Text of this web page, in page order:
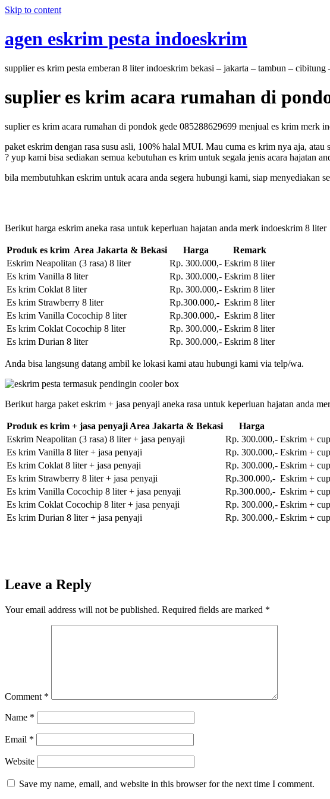
Skip to content
agen eskrim pesta indoeskrim
supplier es krim pesta emberan 8 liter indoeskrim bekasi – jakarta – tambun –
suplier es krim acara rumahan di
suplier es krim acara rumahan di pondok gede 085288629699 menjual es krim merk
paket eskrim dengan rasa susu asli, 100% halal MUI. Mau cuma es krim nya aja,
? yup kami bisa sediakan semua kebutuhan es krim untuk segala jenis acara hajatan
bila membutuhkan eskrim untuk acara anda segera hubungi kami, siap menyediakan
Berikut harga eskrim aneka rasa untuk keperluan hajatan anda merk indoeskrim 8 liter
Produk es krim Area Jakarta & Bekasi Harga
Remark
Eskrim Neapolitan (3 rasa) 8 liter
Rp. 300.000,- Eskrim 8 liter
Es krim Vanilla 8 liter
Rp. 300.000,- Eskrim 8 liter
Es krim Coklat 8 liter
Rp. 300.000,- Eskrim 8 liter
Es krim Strawberry 8 liter
Rp.300.000,- Eskrim 8 liter
Es krim Vanilla Cocochip 8 liter
Rp.300.000,- Eskrim 8 liter
Es krim Coklat Cocochip 8 liter
Rp. 300.000,- Eskrim 8 liter
Es krim Durian 8 liter
Rp. 300.000,- Eskrim 8 liter
Anda bisa langsung datang ambil ke lokasi kami atau hubungi kami via telp/wa.
Berikut harga paket eskrim + jasa penyaji aneka rasa untuk keperluan hajatan anda
Produk es krim + jasa penyaji Area Jakarta & Bekasi Harga
Eskrim Neapolitan (3 rasa) 8 liter + jasa penyaji
Rp. 300.000,- Eskrim +
Es krim Vanilla 8 liter + jasa penyaji
Rp. 300.000,- Eskrim +
Es krim Coklat 8 liter + jasa penyaji
Rp. 300.000,- Eskrim +
Es krim Strawberry 8 liter + jasa penyaji
Rp.300.000,- Eskrim +
Es krim Vanilla Cocochip 8 liter + jasa penyaji
Rp.300.000,- Eskrim +
Es krim Coklat Cocochip 8 liter + jasa penyaji
Rp. 300.000,- Eskrim +
Es krim Durian 8 liter + jasa penyaji
Rp. 300.000,- Eskrim +
Leave a Reply
Your email address will not be published. Required fields are marked *
Comment *
Name *
Email *
Website
Save my name, email, and website in this browser for the next time I comment.